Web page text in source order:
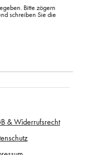
Bitte zögern
schreiben Sie die
& Widerrufsrecht